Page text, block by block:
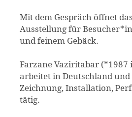
Mit dem Gespräch öffnet
Ausstellung für
und feinem Gebäck.
Farzane Vaziritabar (*1987
arbeitet in Deutschland
Zeichnung, Installation,
tätig.